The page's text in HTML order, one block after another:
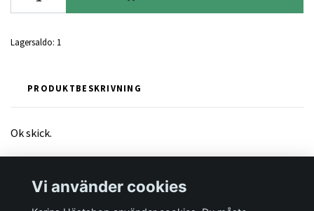
Lagersaldo: 1
PRODUKTBESKRIVNING
Ok skick.
Vi använder cookies